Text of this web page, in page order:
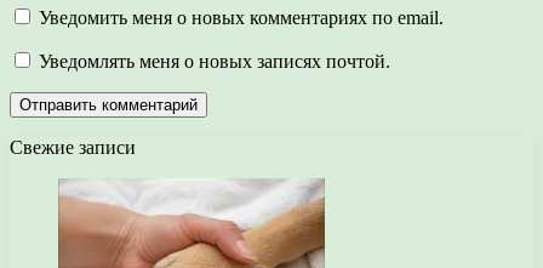
Уведомить меня о новых комментариях по email.
Уведомлять меня о новых записях почтой.
Свежие записи